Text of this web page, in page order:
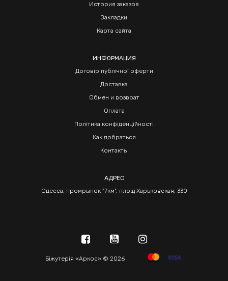
История заказов
Закладки
Карта сайта
ИНФОРМАЦИЯ
Договір публічної оферти
Доставка
Обмен и возврат
Оплата
Політика конфіденційності
Как добраться
Контакты
АДРЕС
Одесса, промрынок "7км", площ Харьковская, 330
Біжутерія «Аркос» © 2026